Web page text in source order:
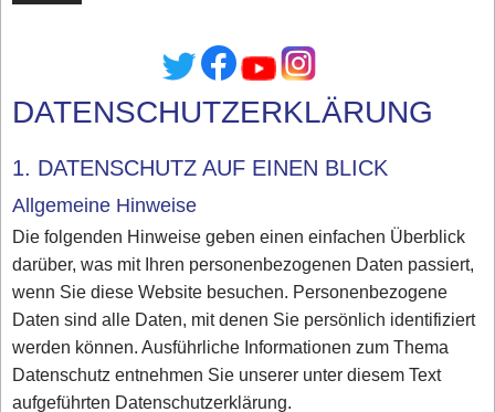
DATENSCHUTZERKLÄRUNG
1. DATENSCHUTZ AUF EINEN BLICK
Allgemeine Hinweise
Die folgenden Hinweise geben einen einfachen Überblick
darüber, was mit Ihren personenbezogenen Daten passiert,
wenn Sie diese Website besuchen. Personenbezogene
Daten sind alle Daten, mit denen Sie persönlich identifiziert
werden können. Ausführliche Informationen zum Thema
Datenschutz entnehmen Sie unserer unter diesem Text
aufgeführten Datenschutzerklärung.